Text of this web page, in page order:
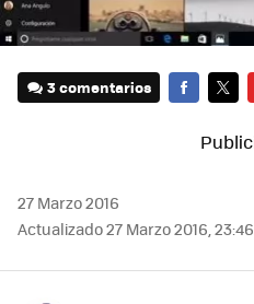
3 comentarios
27 Marzo 2016
Actualizado 27 Marzo 2016, 23:46